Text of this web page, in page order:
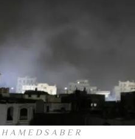
A M E D S A B E R